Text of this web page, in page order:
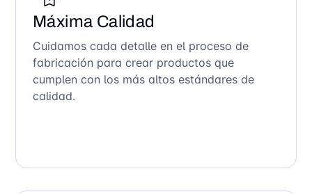
Máxima Calidad
Cuidamos cada detalle en el proceso de
fabricación para crear productos que
cumplen con los más altos estándares de
calidad.